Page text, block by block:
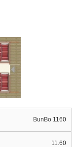
BunBo 1160
11.60